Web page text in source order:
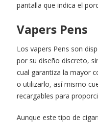
pantalla que indica el
Vapers Pens
Los vapers Pens son
por su diseño discreto,
cual garantiza la mayor
o utilizarlo, así mismo
recargables para
Aunque este tipo de